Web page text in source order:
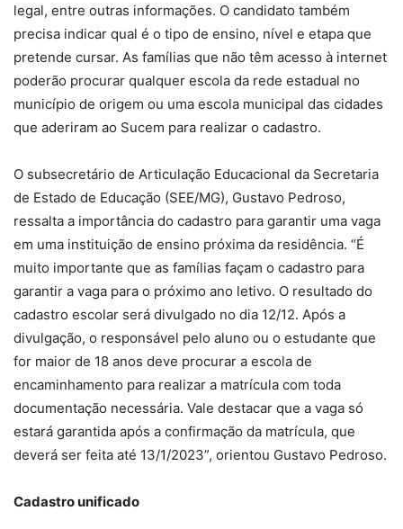
legal, entre outras informações. O candidato também
precisa indicar qual é o tipo de ensino, nível e etapa que
pretende cursar. As famílias que não têm acesso à internet
poderão procurar qualquer escola da rede estadual no
município de origem ou uma escola municipal das cidades
que aderiram ao Sucem para realizar o cadastro.
O subsecretário de Articulação Educacional da Secretaria
de Estado de Educação (SEE/MG), Gustavo Pedroso,
ressalta a importância do cadastro para garantir uma vaga
em uma instituição de ensino próxima da residência. “É
muito importante que as famílias façam o cadastro para
garantir a vaga para o próximo ano letivo. O resultado do
cadastro escolar será divulgado no dia 12/12. Após a
divulgação, o responsável pelo aluno ou o estudante que
for maior de 18 anos deve procurar a escola de
encaminhamento para realizar a matrícula com toda
documentação necessária. Vale destacar que a vaga só
estará garantida após a confirmação da matrícula, que
deverá ser feita até 13/1/2023”, orientou Gustavo Pedroso.
Cadastro unificado